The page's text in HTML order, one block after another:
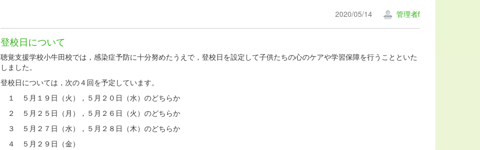
2020/05/14 管理者f
登校日について
聴覚支援学校小牛田校では，感染症予防に十分努めたうえで，登校日を設定して子供たちの心のケアや学習保障を行うことといた
しました。
登校日については，次の４回を予定しています。
１ ５月１９日（火），５月２０日（水）のどちらか
２ ５月２５日（月），５月２６日（火）のどちらか
３ ５月２７日（水），５月２８日（木）のどちらか
４ ５月２９日（金）